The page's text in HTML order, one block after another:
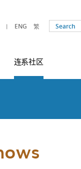
ENG 繁
连系社区